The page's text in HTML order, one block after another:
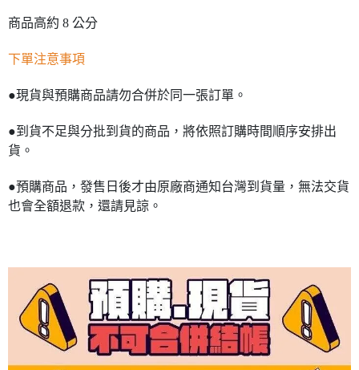
商品高約 8 公分
下單注意事項
●現貨與預購商品請勿合併於同一張訂單。
●到貨不足與分批到貨的商品，將依照訂購時間順序安排出
貨。
●預購商品，發售日後才由原廠商通知台灣到貨量，無法交貨
也會全額退款，還請見諒。